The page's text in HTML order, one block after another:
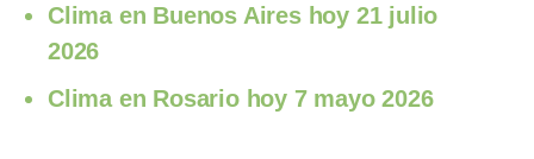
Clima en Buenos Aires hoy 21 julio
2026
Clima en Rosario hoy 7 mayo 2026